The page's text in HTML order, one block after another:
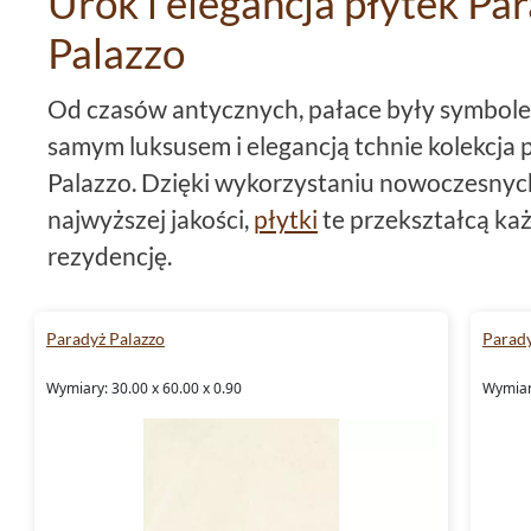
Palazzo
Od czasów antycznych, pałace były
samym luksusem i elegancją tchnie kolekcja
Palazzo. Dzięki wykorzystaniu
najwyższej jakości, płytki te przekształcą
rezydencję.
Paradyż Palazzo
Wymiary: 30.00 x 60.00 x 0.90